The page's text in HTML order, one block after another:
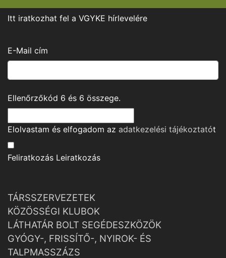
Itt iratkozhat fel a VGYKE hírlevelére
E-Mail cím
Ellenőrzőkód 6 és 6 összege.
Elolvastam és elfogadom az adatkezelési tájékoztatót
Feliratkozás Leiratkozás
TÁRSSZERVEZETEK
KÖZÖSSÉGI KLUBOK
LÁTHATÁR BOLT SEGÉDESZKÖZÖK
GYÓGY-, FRISSÍTŐ-, NYIROK- ÉS
TALPMASSZÁZS